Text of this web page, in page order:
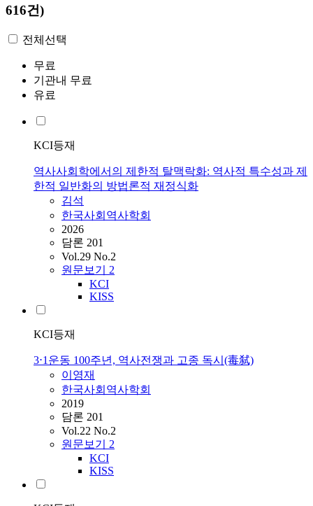
616건)
전체선택
무료
기관내 무료
유료
KCI등재
역사사회학에서의 제한적 탈맥락화: 역사적 특수성과 제
한적 일반화의 방법론적 재정식화
김석
한국사회역사학회
2026
담론 201
Vol.29 No.2
원문보기 2
KCI
KISS
KCI등재
3⋅1운동 100주년, 역사전쟁과 고종 독시(毒弑)
이영재
한국사회역사학회
2019
담론 201
Vol.22 No.2
원문보기 2
KCI
KISS